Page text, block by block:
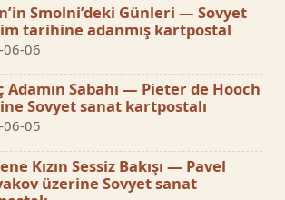
Smolni’deki Günleri — Sovyet
tarihine adanmış kartpostal
06-06
Adamın Sabahı — Pieter de Hooch
Sovyet sanat kartpostalı
05
Kızın Sessiz Bakışı — Pavel
üzerine Sovyet sanat